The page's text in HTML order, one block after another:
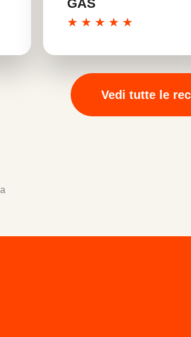
GAS
★ ★ ★ ★ ★
Vedi tutte le